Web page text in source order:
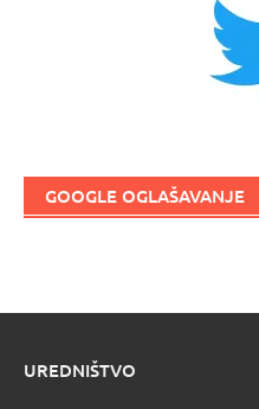
GOOGLE OGLAŠAVANJE
UREDNIŠTVO